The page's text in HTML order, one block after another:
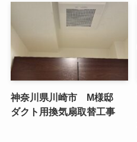
神奈川県川崎市 M様邸
ダクト用換気扇取替工事